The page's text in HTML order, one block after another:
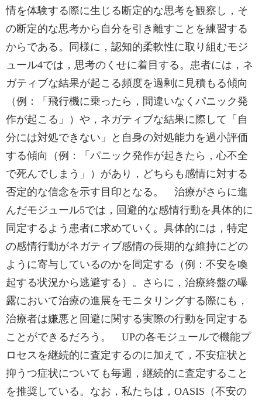
情を体験する際に生じる断定的な思考を観察し，そ
の断定的な思考から自分を引き離すことを練習する
からである。同様に，認知的柔軟性に取り組むモジ
ュール4では，思考のくせに着目する。患者には，ネ
ガティブな結果が起こる頻度を過剰に見積もる傾向
（例：「飛行機に乗ったら，間違いなくパニック発
作が起こる」）や，ネガティブな結果に際して「自
分には対処できない」と自身の対処能力を過小評価
する傾向（例：「パニック発作が起きたら，心不全
で死んでしまう」）があり，どちらも感情に対する
否定的な信念を示す目印となる。 治療がさらに進
んだモジュール5では，回避的な感情行動を具体的に
同定するよう患者に求めていく。具体的には，特定
の感情行動がネガティブ感情の長期的な維持にどの
ように寄与しているのかを同定する（例：不安を喚
起する状況から逃避する）。さらに，治療終盤の曝
露において治療の進展をモニタリングする際にも，
治療者は嫌悪と回避に関する実際の行動を同定する
ことができるだろう。 UPの各モジュールで機能プ
ロセスを継続的に査定するのに加えて，不安症状と
抑うつ症状についても毎週，継続的に査定すること
を推奨している。なお，私たちは，OASIS（不安の